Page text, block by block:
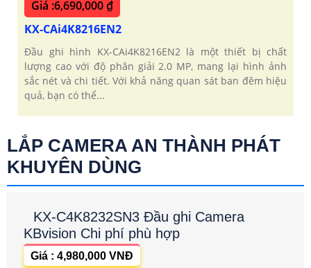
Giá :6,690,000 ₫
KX-CAi4K8216EN2
Đầu ghi hình KX-CAi4K8216EN2 là một thiết bị chất
lượng cao với độ phân giải 2.0 MP, mang lại hình ảnh
sắc nét và chi tiết. Với khả năng quan sát ban đêm hiệu
quả, bạn có thể...
LẮP CAMERA AN THÀNH PHÁT
KHUYÊN DÙNG
KX-C4K8232SN3 Đầu ghi Camera
KBvision Chi phí phù hợp
Giá : 4,980,000 VNĐ